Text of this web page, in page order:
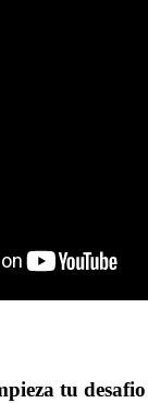
tu desafio